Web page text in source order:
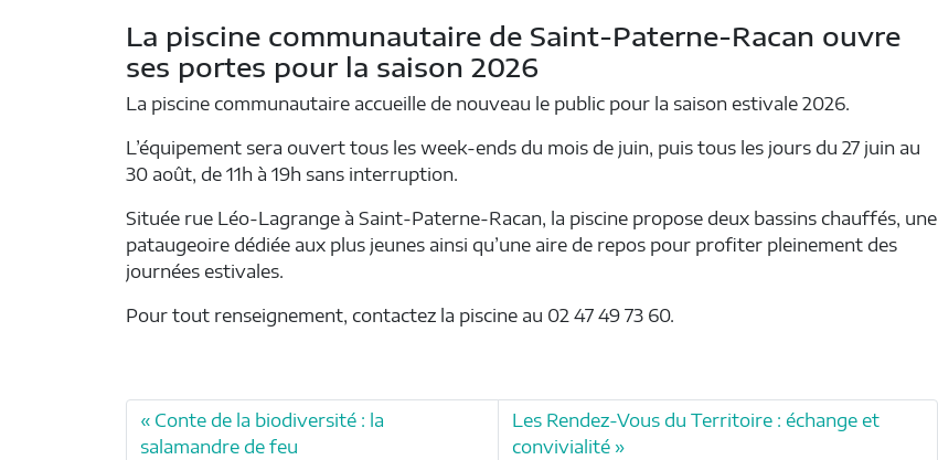
b
o
k
t
l
La piscine communautaire de Saint-Paterne-Racan ouvre
ses portes pour la saison 2026
La piscine communautaire accueille de nouveau le public pour la saison estivale 2026.
L’équipement sera ouvert tous les week-ends du mois de juin, puis tous les jours du 27 juin au
30 août, de 11h à 19h sans interruption.
Située rue Léo-Lagrange à Saint-Paterne-Racan, la piscine propose deux bassins chauffés, une
pataugeoire dédiée aux plus jeunes ainsi qu’une aire de repos pour profiter pleinement des
journées estivales.
Pour tout renseignement, contactez la piscine au 02 47 49 73 60.
Conte de la biodiversité : la
salamandre de feu
Les Rendez-Vous du Territoire : échange et
convivialité